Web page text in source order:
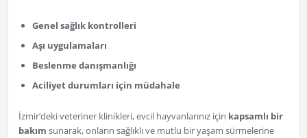
Genel sağlık kontrolleri
Aşı uygulamaları
Beslenme danışmanlığı
Aciliyet durumları için müdahale
İzmir’deki veteriner klinikleri, evcil hayvanlarınız için kapsamlı bir
bakım sunarak, onların sağlıklı ve mutlu bir yaşam sürmelerine